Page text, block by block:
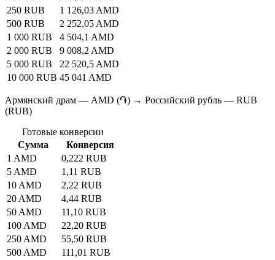
250 RUB
1 126,03 AMD
500 RUB
2 252,05 AMD
1 000 RUB
4 504,1 AMD
2 000 RUB
9 008,2 AMD
5 000 RUB
22 520,5 AMD
10 000 RUB 45 041 AMD
Армянский драм — AMD (֏) → Российский рубль — RUB
(RUB)
Готовые конверсии
Сумма
Конверсия
1 AMD
0,222 RUB
5 AMD
1,11 RUB
10 AMD
2,22 RUB
20 AMD
4,44 RUB
50 AMD
11,10 RUB
100 AMD
22,20 RUB
250 AMD
55,50 RUB
500 AMD
111,01 RUB